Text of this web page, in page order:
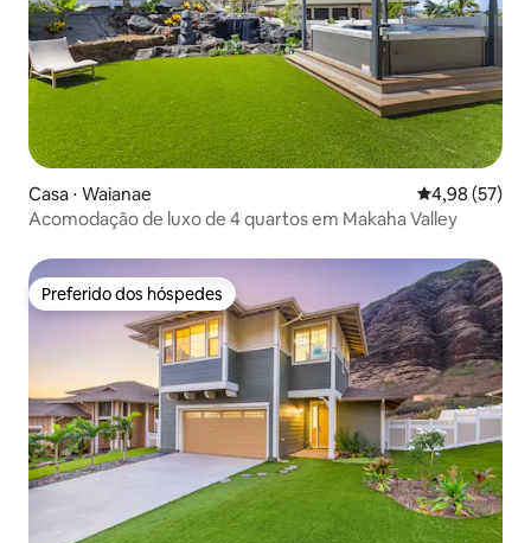
Casa ⋅ Waianae 4,98 de uma
4,98 (57)
Acomodação de luxo de 4 quartos em Makaha Valley
Preferido dos hóspedes
Preferido dos hóspedes